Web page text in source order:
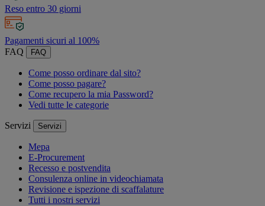
Reso entro 30 giorni
Pagamenti sicuri al 100%
FAQ
FAQ
Come posso ordinare dal sito?
Come posso pagare?
Come recupero la mia Password?
Vedi tutte le categorie
Servizi Servizi
Mepa
E-Procurement
Recesso e postvendita
Consulenza online in videochiamata
Revisione e ispezione di scaffalature
Tutti i nostri servizi